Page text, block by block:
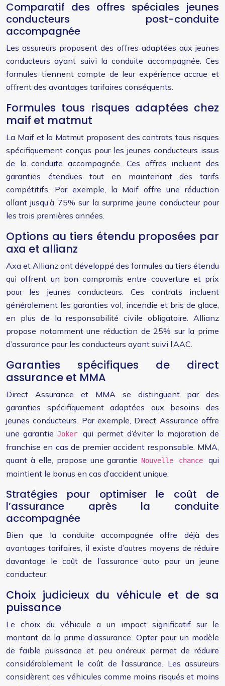
Comparatif des offres spéciales jeunes
conducteurs post-conduite
accompagnée
Les assureurs proposent des offres adaptées aux jeunes
conducteurs ayant suivi la conduite accompagnée. Ces
formules tiennent compte de leur expérience accrue et
offrent des avantages tarifaires conséquents.
Formules tous risques adaptées chez
maif et matmut
La Maif et la Matmut proposent des contrats tous risques
spécifiquement conçus pour les jeunes conducteurs issus
de la conduite accompagnée. Ces offres incluent des
garanties étendues tout en maintenant des tarifs
compétitifs. Par exemple, la Maif offre une réduction
allant jusqu’à 75% sur la surprime jeune conducteur pour
les trois premières années.
Options au tiers étendu proposées par
axa et allianz
Axa et Allianz ont développé des formules au tiers étendu
qui offrent un bon compromis entre couverture et prix
pour les jeunes conducteurs. Ces contrats incluent
généralement les garanties vol, incendie et bris de glace,
en plus de la responsabilité civile obligatoire. Allianz
propose notamment une réduction de 25% sur la prime
d’assurance pour les conducteurs ayant suivi l’AAC.
Garanties spécifiques de direct
assurance et MMA
Direct Assurance et MMA se distinguent par des
garanties spécifiquement adaptées aux besoins des
jeunes conducteurs. Par exemple, Direct Assurance offre
une garantie Joker qui permet d’éviter la majoration de
franchise en cas de premier accident responsable. MMA,
quant à elle, propose une garantie Nouvelle chance qui
maintient le bonus en cas d’accident unique.
Stratégies pour optimiser le coût de
l’assurance après la conduite
accompagnée
Bien que la conduite accompagnée offre déjà des
avantages tarifaires, il existe d’autres moyens de réduire
davantage le coût de l’assurance auto pour un jeune
conducteur.
Choix judicieux du véhicule et de sa
puissance
Le choix du véhicule a un impact significatif sur le
montant de la prime d’assurance. Opter pour un modèle
de faible puissance et peu onéreux permet de réduire
considérablement le coût de l’assurance. Les assureurs
considèrent ces véhicules comme moins risqués et moins